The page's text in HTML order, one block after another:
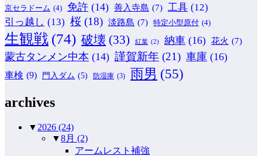
京セラドーム (4) 免許 (14) 善入寺島 (7) 工具 (12)
引っ越し (13) 桜 (18) 淡路島 (7) 特定小型原付 (4)
生観戦 (74) 破壊 (33) 紅葉 (2) 納車 (16) 花火 (7)
蒙古タンメン中本 (14) 謹賀新年 (21) 車庫 (16)
車検 (9) 門入ダム (5) 防湿庫 (3) 雨男 (55)
archives
▼ 2026 (24)
▼8月 (2)
アームレスト補強